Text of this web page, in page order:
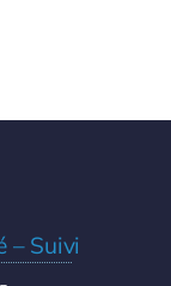
– Suivi